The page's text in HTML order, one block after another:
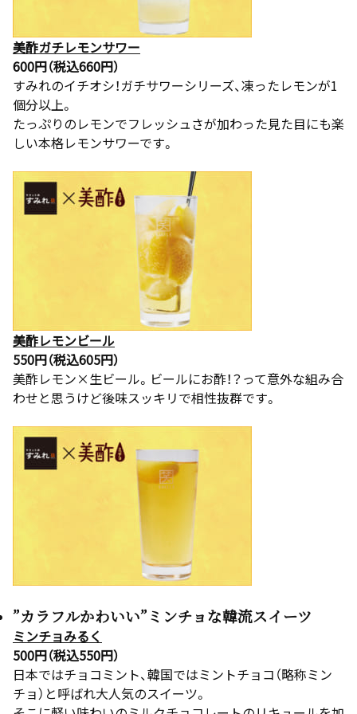
美酢ガチレモンサワー
600円（税込660円）
すみれのイチオシ！ガチサワーシリーズ、凍ったレモンが1
個分以上。
たっぷりのレモンでフレッシュさが加わった見た目にも楽
しい本格レモンサワーです。
美酢レモンビール
550円（税込605円）
美酢レモン×生ビール。ビールにお酢！？って意外な組み合
わせと思うけど後味スッキリで相性抜群です。
”カラフルかわいい”ミンチョな韓流スイーツ
ミンチョみるく
500円（税込550円）
日本ではチョコミント、韓国ではミントチョコ（略称ミン
チョ）と呼ばれ大人気のスイーツ。